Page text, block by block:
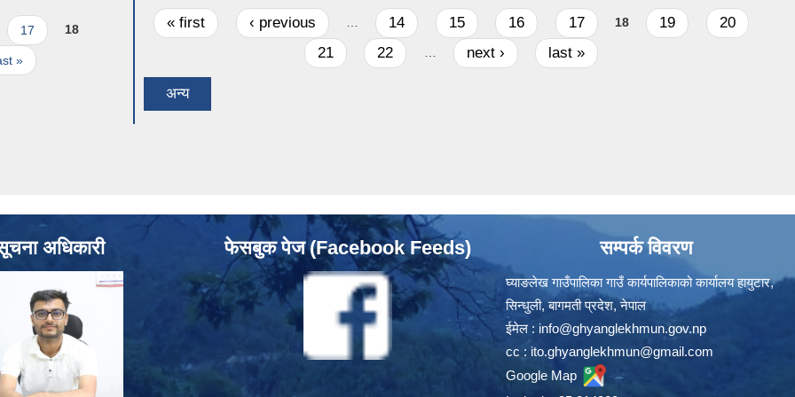
17 18
»
Pages
« first ‹ previous … 14 15 16 17 18 19
20
21
22 … next › last »
अन्य
अधिकारी फेसबुक पेज (Facebook Feeds) सम्पर्क विवरण
घ्याङलेख गाउँपालिका गाउँ कार्यपालिकाको कार्यालय हायुटार,
सिन्धुली, बागमती प्रदेश, नेपाल
ईमेल : info@ghyanglekhmun.gov.np
cc : ito.ghyanglekhmun@gmail.com
Google Map